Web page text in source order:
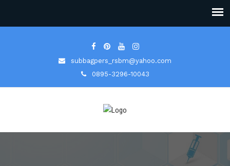
subbagpers_rsbm@yahoo.com
0895-3296-10043